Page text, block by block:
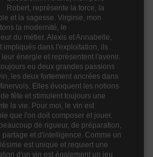
Vin Autres Années
Robert, représente la force, la
et la sagesse. Virginie, mon
la modernité, le
du métier. Alexis et Annabelle,
impliqués dans l'exploitation, ils
énergie et représentent l'avenir.
eu deux grandes passions
les deux fortement ancrées dans
Elles évoquent les notions
fête et stimulent toujours une
la vie. Pour moi, le vin est
que l'on doit composer et jouer.
de rigueur, de préparation,
et d'intelligence. Comme un
est unique et requiert une
d'un vin est également un jeu